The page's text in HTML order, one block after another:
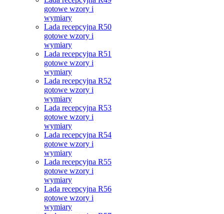
gotowe wzory i
wymiary
Lada recepcyjna R50
gotowe wzory i
wymiary
Lada recepcyjna R51
gotowe wzory i
wymiary
Lada recepcyjna R52
gotowe wzory i
wymiary
Lada recepcyjna R53
gotowe wzory i
wymiary
Lada recepcyjna R54
gotowe wzory i
wymiary
Lada recepcyjna R55
gotowe wzory i
wymiary
Lada recepcyjna R56
gotowe wzory i
wymiary